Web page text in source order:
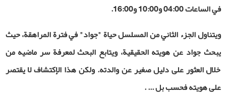
في الساعات 04:00 و10:00 و16:00.
ويتناول الجزء الثاني من المسلسل حياة "جواد" في فترة المراهقة، حيث
يبحث جواد عن هويته الحقيقية، ويتابع البحث لمعرفة سر ماضيه من
خلال العثور على دليل صغير عن والدته. ولكن هذا الإكتشاف لا يقتصر
على هويته فحسب بل ... .